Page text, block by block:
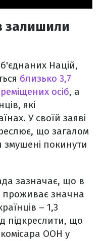
залишили
Націй,
близько 3,7
осіб, а
які
У своїй заяві
що загалом
змушені покинути
зазначає, що в
проживає значна
– 1,3
підкреслити, що
ООН у